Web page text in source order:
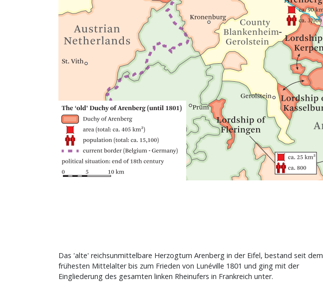
Das 'alte' reichsunmittelbare Herzogtum Arenberg in der Eifel, bestand seit dem
frühesten Mittelalter bis zum Frieden von Lunéville 1801 und ging mit der
Eingliederung des gesamten linken Rheinufers in Frankreich unter.